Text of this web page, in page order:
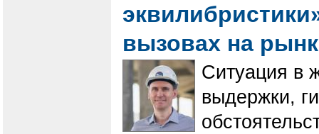
вызовах на
Ситуация в
выдержки,